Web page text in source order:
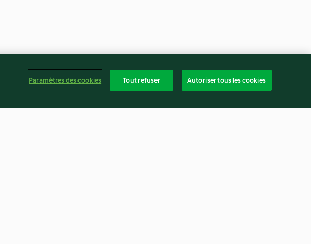
Paramètres des cookies Tout refuser Autoriser tous les cookies